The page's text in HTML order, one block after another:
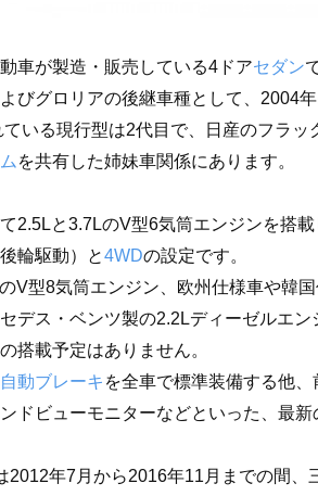
車が製造・販売している4ドアセダン
びグロリアの後継車種として、2004年
いる現行型は2代目で、日産のフラ
を共有した姉妹車関係にあります。
2.5Lと3.7LのV型6気筒エンジンを搭載
輪駆動）と4WDの設定です。
V型8気筒エンジン、欧州仕様車や韓
デス・ベンツ製の2.2Lディーゼルエ
搭載予定はありません。
自動ブレーキ を全車で標準装備する他
ドビューモニターなどといった、最新
2012年7月から2016年11月までの間、